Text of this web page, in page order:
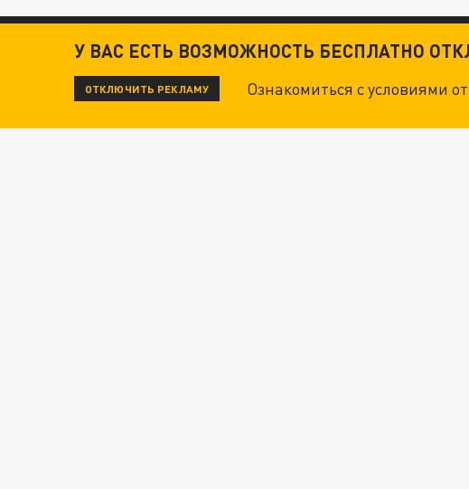
У ВАС ЕСТЬ ВОЗМОЖНОСТЬ БЕСПЛАТНО
ОТКЛЮЧИТЬ РЕКЛАМУ Ознакомиться с условиями